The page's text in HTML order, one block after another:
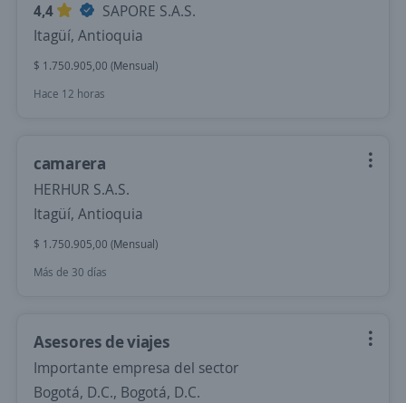
4,4
SAPORE S.A.S.
Itagüí, Antioquia
$ 1.750.905,00 (Mensual)
Hace 12 horas
camarera
HERHUR S.A.S.
Itagüí, Antioquia
$ 1.750.905,00 (Mensual)
Más de 30 días
Asesores de viajes
Importante empresa del sector
Bogotá, D.C., Bogotá, D.C.